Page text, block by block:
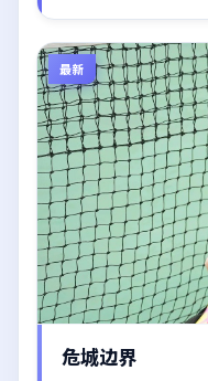
最新
危城边界